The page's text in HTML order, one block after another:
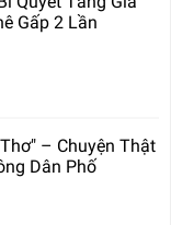
Gấp 2 Lần
– Chuyện Thật
Dân Phố